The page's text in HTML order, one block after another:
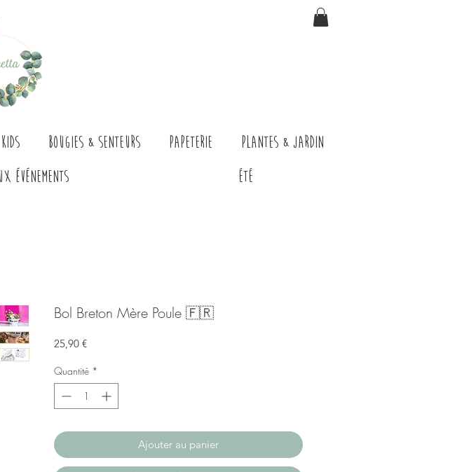
Kids Bougies & senteurs Papeterie
Plantes & jardin
événements ÉTÉ
Bol Breton Mère Poule 🇫🇷
25,90 €Prix
Quantité *
Ajouter au panier